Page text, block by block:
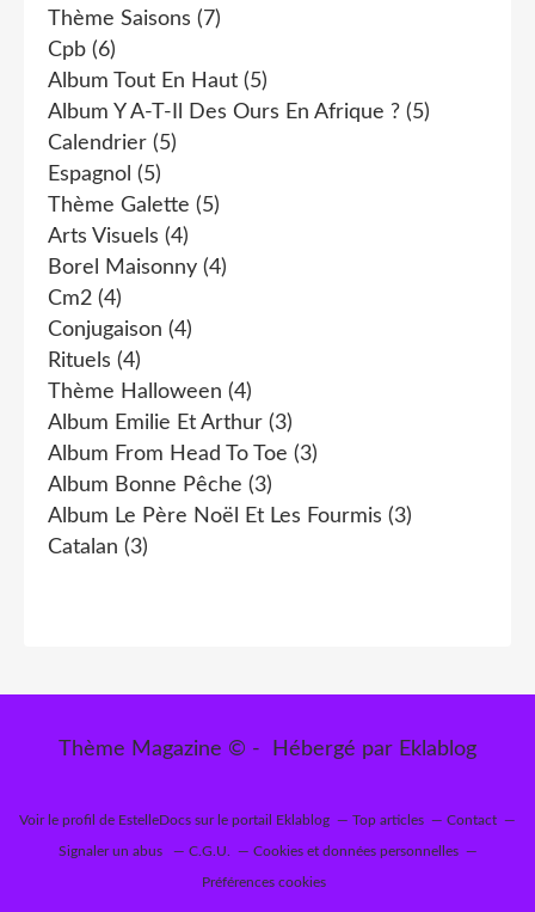
Thème Saisons (7)
Cpb (6)
Album Tout En Haut (5)
Album Y A-T-Il Des Ours En Afrique ? (5)
Calendrier (5)
Espagnol (5)
Thème Galette (5)
Arts Visuels (4)
Borel Maisonny (4)
Cm2 (4)
Conjugaison (4)
Rituels (4)
Thème Halloween (4)
Album Emilie Et Arthur (3)
Album From Head To Toe (3)
Album Bonne Pêche (3)
Album Le Père Noël Et Les Fourmis (3)
Catalan (3)
Thème Magazine © - Hébergé par Eklablog
Voir le profil de EstelleDocs sur le portail Eklablog Top articles Contact
Signaler un abus C.G.U. Cookies et données personnelles
Préférences cookies